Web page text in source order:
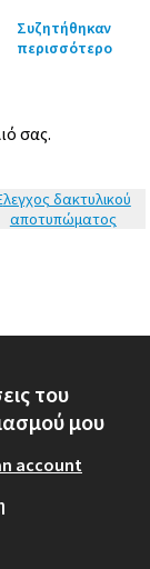
Συζητήθηκαν
περισσότερο
σας.
αποτυπώματος
του
μου
account